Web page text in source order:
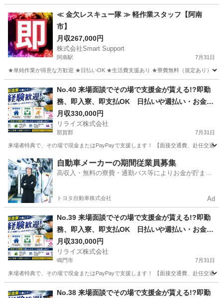
≪ 金欠レスキュー隊 ≫ 軽作業スタッフ【阿南
市】
月収267,000円
株式会社Smart Support
阿南駅 7月31日
★単純作業が得意な方歓迎 ★日払いOK ★生活費支援あり ★寮費無料（規定あり） ★
その他 単純作業
No.40 来場面談でその場で支援金が貰える!?即勤
務、即入寮、即支払OK 日払いや週払い・お金住
む場所に困ってる方必見の案件です！簡単な電子
部品の製造・加工のお仕事♪
月収330,000円
リライズ株式会社
那賀郡 7月31日
来場者特典で、その場で現金またはPayPayで支援します！ 【面接交通費、赴任交通
徳島 那賀郡 その他 業務
自動車メーカーの期間従業員募集
高収入・無料の寮費・通勤バス等によりお金が貯まり
トヨタ自動車株式会社 Ad
No.39 来場面談でその場で支援金が貰える!?即勤
務、即入寮、即支払OK 日払いや週払い・お金住
む場所に困ってる方必見の案件です！簡単な電子
部品の製造・加工のお仕事♪
月収330,000円
リライズ株式会社
鳴門市 7月31日
来場者特典で、その場で現金またはPayPayで支援します！ 【面接交通費、赴任交通
No.38 来場面談でその場で支援金が貰える!?即勤